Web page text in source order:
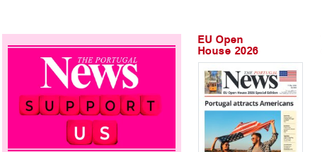
EU Open
House 2026